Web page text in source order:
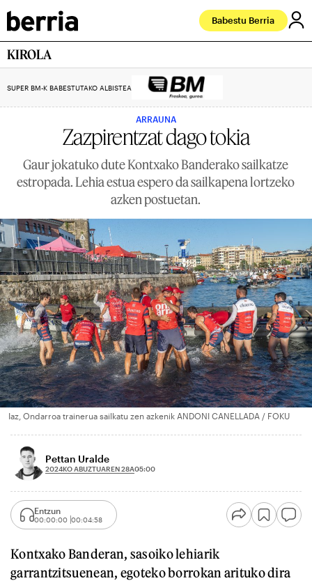
Babestu Berria
KIROLA
SUPER BM-K BABESTUTAKO ALBISTEA
ARRAUNA
Zazpirentzat dago tokia
Gaur jokatuko dute Kontxako Banderako sailkatze
estropada. Lehia estua espero da sailkapena lortzeko
azken postuetan.
Iaz, Ondarroa trainerua sailkatu zen azkenik ANDONI CANELLADA / FOKU
Pettan Uralde
2024KO ABUZTUAREN 28A05:00
Entzun
00:00:00 00:04:58
Kontxako Banderan, sasoiko lehiarik
garrantzitsuenean, egoteko borrokan arituko dira